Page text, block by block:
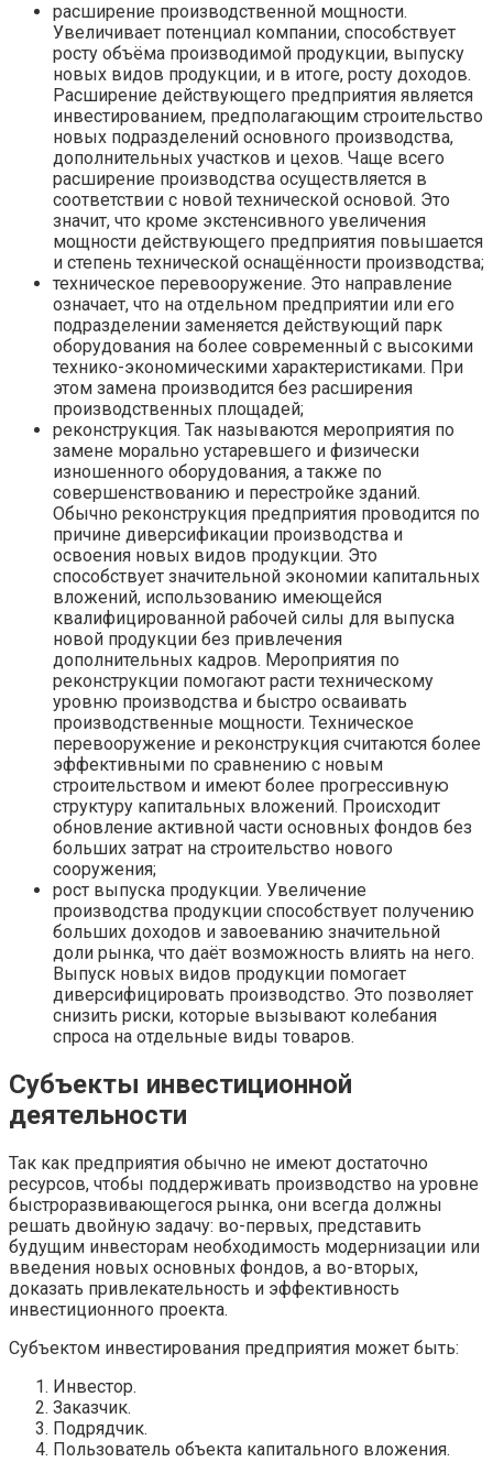
расширение производственной мощности.
Увеличивает потенциал компании, способствует
росту объёма производимой продукции, выпуску
новых видов продукции, и в итоге, росту доходов.
Расширение действующего предприятия является
инвестированием, предполагающим строительство
новых подразделений основного производства,
дополнительных участков и цехов. Чаще всего
расширение производства осуществляется в
соответствии с новой технической основой. Это
значит, что кроме экстенсивного увеличения
мощности действующего предприятия повышается
и степень технической оснащённости производства;
техническое перевооружение. Это направление
означает, что на отдельном предприятии или его
подразделении заменяется действующий парк
оборудования на более современный с высокими
технико-экономическими характеристиками. При
этом замена производится без расширения
производственных площадей;
реконструкция. Так называются мероприятия по
замене морально устаревшего и физически
изношенного оборудования, а также по
совершенствованию и перестройке зданий.
Обычно реконструкция предприятия проводится по
причине диверсификации производства и
освоения новых видов продукции. Это
способствует значительной экономии капитальных
вложений, использованию имеющейся
квалифицированной рабочей силы для выпуска
новой продукции без привлечения
дополнительных кадров. Мероприятия по
реконструкции помогают расти техническому
уровню производства и быстро осваивать
производственные мощности. Техническое
перевооружение и реконструкция считаются более
эффективными по сравнению с новым
строительством и имеют более прогрессивную
структуру капитальных вложений. Происходит
обновление активной части основных фондов без
больших затрат на строительство нового
сооружения;
рост выпуска продукции. Увеличение
производства продукции способствует получению
больших доходов и завоеванию значительной
доли рынка, что даёт возможность влиять на него.
Выпуск новых видов продукции помогает
диверсифицировать производство. Это позволяет
снизить риски, которые вызывают колебания
спроса на отдельные виды товаров.
Субъекты инвестиционной
деятельности
Так как предприятия обычно не имеют достаточно
ресурсов, чтобы поддерживать производство на уровне
быстроразвивающегося рынка, они всегда должны
решать двойную задачу: во-первых, представить
будущим инвесторам необходимость модернизации или
введения новых основных фондов, а во-вторых,
доказать привлекательность и эффективность
инвестиционного проекта.
Субъектом инвестирования предприятия может быть:
Инвестор.
Заказчик.
Подрядчик.
Пользователь объекта капитального вложения.